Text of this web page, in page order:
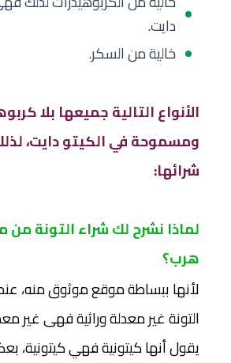
دايت.
خالية من السكر.
الأنواع التالية جميعها بلا
ومسموحة في الكيتو دايت،
شرائها:
لماذا نشرح لك شراء التونة
هرب؟
لأنها ببساطة موقع موثوق منه،
التونة غير معدلة وراثية فهى غير
يقول أنها كيتونية فهي كيتونية،